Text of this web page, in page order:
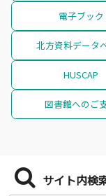
電子ブック
北方資料データ
HUSCAP
図書館へのご
サイト内検